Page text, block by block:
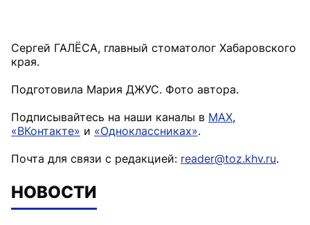
Сергей ГАЛЁСА, главный стоматолог Хабаровского
края.
Подготовила Мария ДЖУС. Фото автора.
Подписывайтесь на наши каналы в MAX,
«ВКонтакте» и «Одноклассниках».
Почта для связи с редакцией: reader@toz.khv.ru.
НОВОСТИ